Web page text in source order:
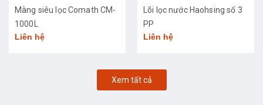
Màng siêu lọc Comath CM-
1000L
Liên hệ
Lõi lọc nước Haohsing số 3
PP
Liên hệ
Xem tất cả